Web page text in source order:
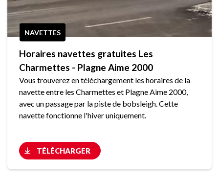
NAVETTES
Horaires navettes gratuites Les
Charmettes - Plagne Aime 2000
Vous trouverez en téléchargement les horaires de la
navette entre les Charmettes et Plagne Aime 2000,
avec un passage par la piste de bobsleigh. Cette
navette fonctionne l'hiver uniquement.
TÉLÉCHARGER